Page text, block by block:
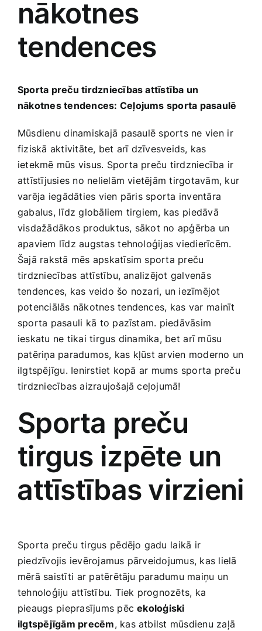
Medicīnas preces
Mobilie telefoni, planšetdatori
Preces birojam
Preces pieaugušajiem
Rotaļlietas, bērnu preces
Smaržas, kosmētika
Sports, tūrisms un atpūta
TV un Sadzīves tehnika
Zoo preces
nākotnes
tendences
Sporta preču tirdzniecības attīstība un
nākotnes tendences: Ceļojums ‍sporta pasaulē
Mūsdienu ⁢dinamiskajā ⁣pasaulē sports ne ‍vien⁤ ir
fiziskā aktivitāte, bet arī dzīvesveids, ​kas
ietekmē mūs visus. Sporta preču‍ tirdzniecība ir
attīstījusies‍ no nelielām vietējām tirgotavām, kur
varēja⁤ iegādāties vien pāris sporta inventāra
gabalus, līdz globāliem tirgiem, kas⁣ piedāvā
visdažādākos produktus, sākot no apģērba un​
apaviem līdz augstas ⁣tehnoloģijas viedierīcēm.⁤
Šajā ‍rakstā mēs apskatīsim sporta preču
tirdzniecības⁢ attīstību, analizējot galvenās
tendences, kas veido šo nozari, un iezīmējot‌
potenciālās nākotnes tendences, kas ⁣var⁢ mainīt
sporta pasauli kā⁣ to pazīstam. ‍piedāvāsim
ieskatu ne tikai tirgus dinamika, bet ⁤arī mūsu
patēriņa paradumos, kas kļūst​ arvien moderno un
ilgtspējīgu. Ienirstiet ​kopā ar mums sporta preču⁣
tirdzniecības aizraujošajā ceļojumā!
Sporta preču
tirgus izpēte un
⁢attīstības virzieni
Sporta preču tirgus ⁤pēdējo gadu ⁣laikā ir
piedzīvojis ievērojamus pārveidojumus,‌ kas lielā
mērā saistīti ⁤ar patērētāju paradumu maiņu ​un
tehnoloģiju attīstību.‍ Tiek prognozēts,⁢ ka
pieaugs ⁣pieprasījums pēcekoloģiski
ilgtspējīgām precēm, kas atbilst mūsdienu zaļā